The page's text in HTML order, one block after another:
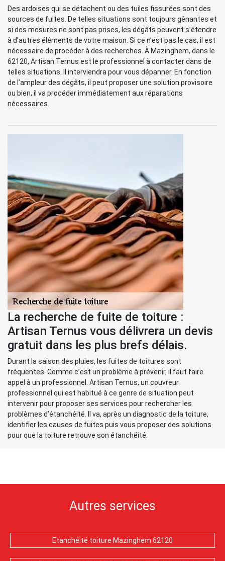
Des ardoises qui se détachent ou des tuiles fissurées sont des
sources de fuites. De telles situations sont toujours gênantes et
si des mesures ne sont pas prises, les dégâts peuvent s’étendre
à d’autres éléments de votre maison. Si ce n’est pas le cas, il est
nécessaire de procéder à des recherches. À Mazinghem, dans le
62120, Artisan Ternus est le professionnel à contacter dans de
telles situations. Il interviendra pour vous dépanner. En fonction
de l’ampleur des dégâts, il peut proposer une solution provisoire
ou bien, il va procéder immédiatement aux réparations
nécessaires.
La recherche de fuite de toiture :
Artisan Ternus vous délivrera un devis
gratuit dans les plus brefs délais.
Durant la saison des pluies, les fuites de toitures sont
fréquentes. Comme c’est un problème à prévenir, il faut faire
appel à un professionnel. Artisan Ternus, un couvreur
professionnel qui est habitué à ce genre de situation peut
intervenir pour proposer ses services pour rechercher les
problèmes d’étanchéité. Il va, après un diagnostic de la toiture,
identifier les causes de fuites puis vous proposer des solutions
pour que la toiture retrouve son étanchéité.
Autres services
Etanchéité toiture Mazinghem 62120